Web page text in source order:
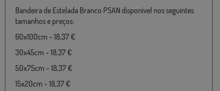
Bandeira de Estelada Branco PSAN disponível nos seguintes
tamanhos e preços:
60x100cm - 18,37 €
30x45cm - 18,37 €
50x75cm - 18,37 €
15x20cm - 18,37 €